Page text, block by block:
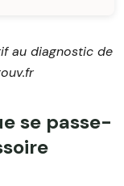
au diagnostic de
se passe-